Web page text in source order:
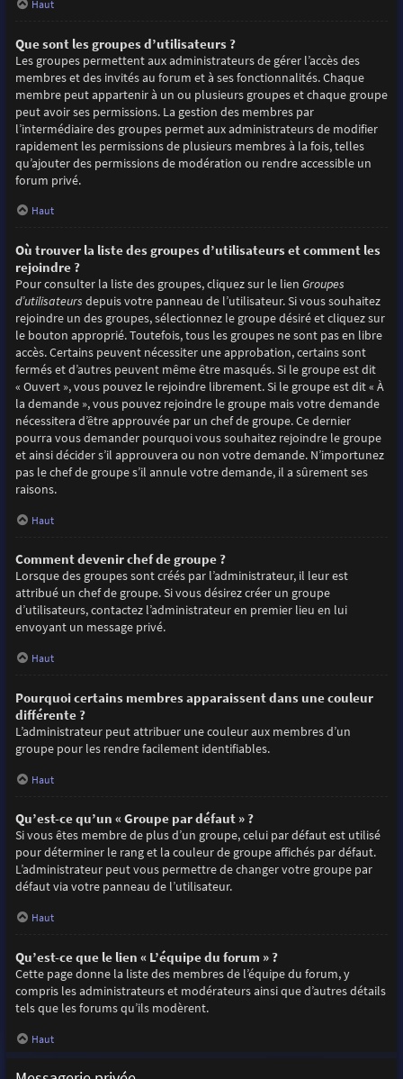
Haut
Que sont les groupes d’utilisateurs ?
Les groupes permettent aux administrateurs de gérer l’accès des
membres et des invités au forum et à ses fonctionnalités. Chaque
membre peut appartenir à un ou plusieurs groupes et chaque groupe
peut avoir ses permissions. La gestion des membres par
l’intermédiaire des groupes permet aux administrateurs de modifier
rapidement les permissions de plusieurs membres à la fois, telles
qu’ajouter des permissions de modération ou rendre accessible un
forum privé.
Haut
Où trouver la liste des groupes d’utilisateurs et comment les
rejoindre ?
Pour consulter la liste des groupes, cliquez sur le lien Groupes
d’utilisateurs depuis votre panneau de l’utilisateur. Si vous souhaitez
rejoindre un des groupes, sélectionnez le groupe désiré et cliquez sur
le bouton approprié. Toutefois, tous les groupes ne sont pas en libre
accès. Certains peuvent nécessiter une approbation, certains sont
fermés et d’autres peuvent même être masqués. Si le groupe est dit
« Ouvert », vous pouvez le rejoindre librement. Si le groupe est dit « À
la demande », vous pouvez rejoindre le groupe mais votre demande
nécessitera d’être approuvée par un chef de groupe. Ce dernier
pourra vous demander pourquoi vous souhaitez rejoindre le groupe
et ainsi décider s’il approuvera ou non votre demande. N’importunez
pas le chef de groupe s’il annule votre demande, il a sûrement ses
raisons.
Haut
Comment devenir chef de groupe ?
Lorsque des groupes sont créés par l’administrateur, il leur est
attribué un chef de groupe. Si vous désirez créer un groupe
d’utilisateurs, contactez l’administrateur en premier lieu en lui
envoyant un message privé.
Haut
Pourquoi certains membres apparaissent dans une couleur
différente ?
L’administrateur peut attribuer une couleur aux membres d’un
groupe pour les rendre facilement identifiables.
Haut
Qu’est-ce qu’un « Groupe par défaut » ?
Si vous êtes membre de plus d’un groupe, celui par défaut est utilisé
pour déterminer le rang et la couleur de groupe affichés par défaut.
L’administrateur peut vous permettre de changer votre groupe par
défaut via votre panneau de l’utilisateur.
Haut
Qu’est-ce que le lien « L’équipe du forum » ?
Cette page donne la liste des membres de l’équipe du forum, y
compris les administrateurs et modérateurs ainsi que d’autres détails
tels que les forums qu’ils modèrent.
Haut